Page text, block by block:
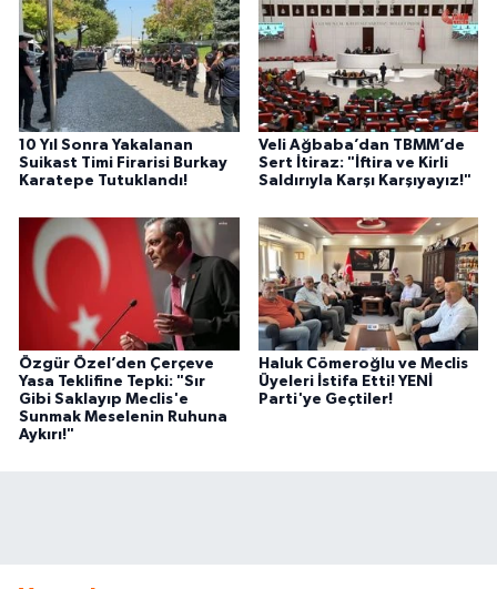
10 Yıl Sonra Yakalanan
Suikast Timi Firarisi Burkay
Karatepe Tutuklandı!
Veli Ağbaba’dan TBMM’de
Sert İtiraz: "İftira ve Kirli
Saldırıyla Karşı Karşıyayız!"
Özgür Özel’den Çerçeve
Yasa Teklifine Tepki: "Sır
Gibi Saklayıp Meclis'e
Sunmak Meselenin Ruhuna
Aykırı!"
Haluk Cömeroğlu ve Meclis
Üyeleri İstifa Etti! YENİ
Parti'ye Geçtiler!